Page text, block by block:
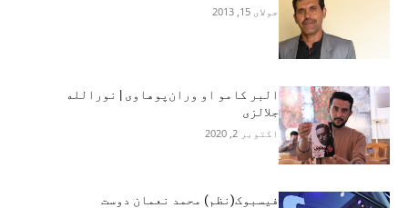
جولای 15, 2013
البر کامو او وران‌پوهاوی | نورالله
جلالزی
اکتوبر 2, 2020
فیسبوک(نظم) محمد نعمان دوست